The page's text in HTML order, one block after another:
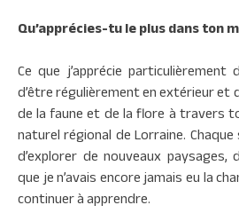
Qu’apprécies-tu le plus dans ton
Ce que j’apprécie
d’être régulièrement en extérieur et
de la faune et de la flore à travers
naturel régional de Lorraine.
d’explorer de nouveaux paysages,
que je n’avais encore jamais eu la
continuer à apprendre.